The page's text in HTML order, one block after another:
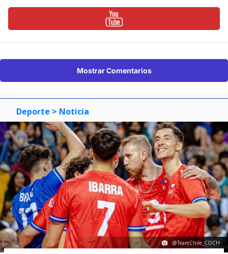
Mostrar Comentarios
Deporte > Noticia
@TeamChile_COCH